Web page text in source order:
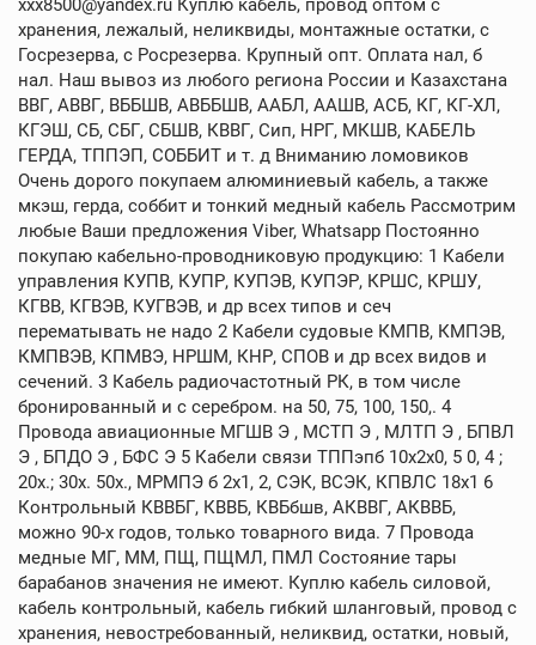
хранения, лежалый, неликвиды, монтажные остатки, с
Госрезерва, с Росрезерва. Крупный опт. Оплата нал, б
нал. Наш вывоз из любого региона России и Казахстана
ВВГ, АВВГ, ВББШВ, АВББШВ, ААБЛ, ААШВ, АСБ, КГ, КГ-ХЛ,
КГЭШ, СБ, СБГ, СБШВ, КВВГ, Сип, НРГ, МКШВ, КАБЕЛЬ
ГЕРДА, ТППЭП, СОББИТ и т. д Вниманию ломовиков
Очень дорого покупаем алюминиевый кабель, а также
мкэш, герда, соббит и тонкий медный кабель Рассмотрим
любые Ваши предложения Viber, Whatsapp Постоянно
покупаю кабельно-проводниковую продукцию: 1 Кабели
управления КУПВ, КУПР, КУПЭВ, КУПЭР, КРШС, КРШУ,
КГВВ, КГВЭВ, КУГВЭВ, и др всех типов и сеч
перематывать не надо 2 Кабели судовые КМПВ, КМПЭВ,
КМПВЭВ, КПМВЭ, НРШМ, КНР, СПОВ и др всех видов и
сечений. 3 Кабель радиочастотный РК, в том числе
бронированный и с серебром. на 50, 75, 100, 150,. 4
Провода авиационные МГШВ Э , МСТП Э , МЛТП Э , БПВЛ
Э , БПДО Э , БФС Э 5 Кабели связи ТППэпб 10х2х0, 5 0, 4 ;
20х.; 30х. 50х., МРМПЭ б 2х1, 2, СЭК, ВСЭК, КПВЛС 18х1 6
Контрольный КВВБГ, КВВБ, КВБбшв, АКВВГ, АКВВБ,
можно 90-х годов, только товарного вида. 7 Провода
медные МГ, ММ, ПЩ, ПЩМЛ, ПМЛ Состояние тары
барабанов значения не имеют. Куплю кабель силовой,
кабель контрольный, кабель гибкий шланговый, провод с
хранения, невостребованный, неликвид, остатки, новый,